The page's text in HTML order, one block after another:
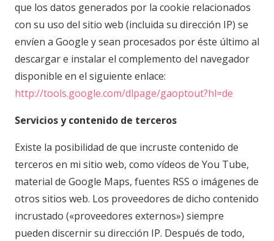
que los datos generados por la cookie relacionados
con su uso del sitio web (incluida su dirección IP) se
envíen a Google y sean procesados por éste último al
descargar e instalar el complemento del navegador
disponible en el siguiente enlace:
http://tools.google.com/dlpage/gaoptout?hl=de
Servicios y contenido de terceros
Existe la posibilidad de que incruste contenido de
terceros en mi sitio web, como vídeos de You Tube,
material de Google Maps, fuentes RSS o imágenes de
otros sitios web. Los proveedores de dicho contenido
incrustado («proveedores externos») siempre
pueden discernir su dirección IP. Después de todo,